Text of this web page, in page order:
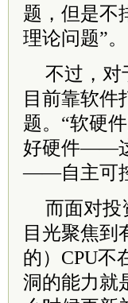
题，但是不
理论问题”。
不过，对
目前靠软件
题。“软硬
好硬件——
——自主可
而面对投
目光聚焦到
的）CPU不
洞的能力就